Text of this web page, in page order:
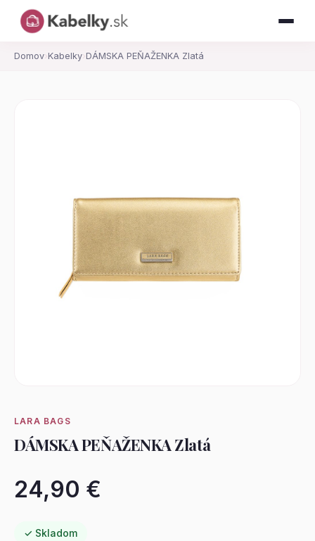
Domov› Kabelky› DÁMSKA PEŇAŽENKA Zlatá
LARA BAGS
DÁMSKA PEŇAŽENKA Zlatá
24,90 €
✓ Skladom